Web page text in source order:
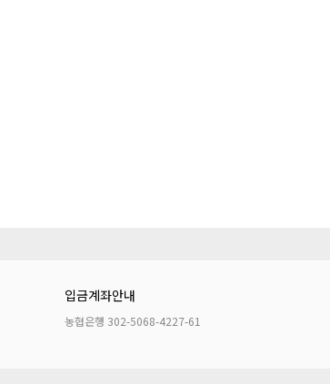
입금계좌안내
농협은행 302-5068-4227-61